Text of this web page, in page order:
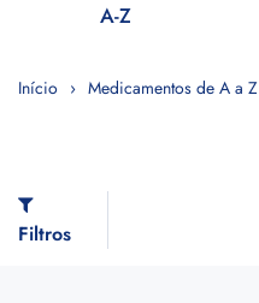
A-Z
Início Medicamentos de A a Z
Filtros